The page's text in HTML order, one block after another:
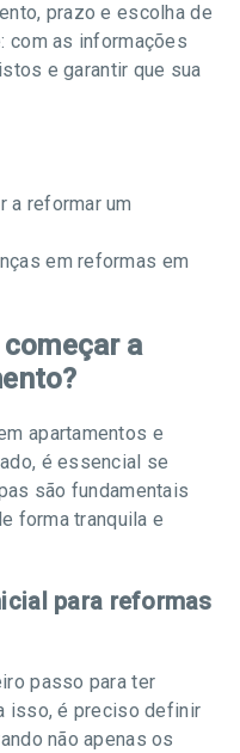
prazo e escolha de
com as informações
e garantir que sua
a reformar um
em reformas em
a
apartamentos e
é essencial se
são fundamentais
forma tranquila e
para reformas
passo para ter
isso, é preciso definir
não apenas os